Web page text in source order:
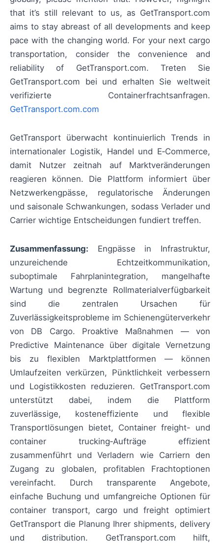
that it’s still relevant to us, as GetTransport.com
aims to stay abreast of all developments and keep
pace with the changing world. For your next cargo
transportation, consider the convenience and
reliability of GetTransport.com. Treten Sie
GetTransport.com bei und erhalten Sie weltweit
verifizierte Containerfrachtsanfragen.
GetTransport.com.com
GetTransport überwacht kontinuierlich Trends in
internationaler Logistik, Handel und E‑Commerce,
damit Nutzer zeitnah auf Marktveränderungen
reagieren können. Die Plattform informiert über
Netzwerkengpässe, regulatorische Änderungen
und saisonale Schwankungen, sodass Verlader und
Carrier wichtige Entscheidungen fundiert treffen.
Zusammenfassung: Engpässe in Infrastruktur,
unzureichende Echtzeitkommunikation,
suboptimale Fahrplanintegration, mangelhafte
Wartung und begrenzte Rollmaterialverfügbarkeit
sind die zentralen Ursachen für
Zuverlässigkeitsprobleme im Schienengüterverkehr
von DB Cargo. Proaktive Maßnahmen — von
Predictive Maintenance über digitale Vernetzung
bis zu flexiblen Marktplattformen — können
Umlaufzeiten verkürzen, Pünktlichkeit verbessern
und Logistikkosten reduzieren. GetTransport.com
unterstützt dabei, indem die Plattform
zuverlässige, kosteneffiziente und flexible
Transportlösungen bietet, Container freight- und
container trucking‑Aufträge effizient
zusammenführt und Verladern wie Carriern den
Zugang zu globalen, profitablen Frachtoptionen
vereinfacht. Durch transparente Angebote,
einfache Buchung und umfangreiche Optionen für
container transport, cargo und freight optimiert
GetTransport die Planung Ihrer shipments, delivery
und distribution. GetTransport.com hilft,